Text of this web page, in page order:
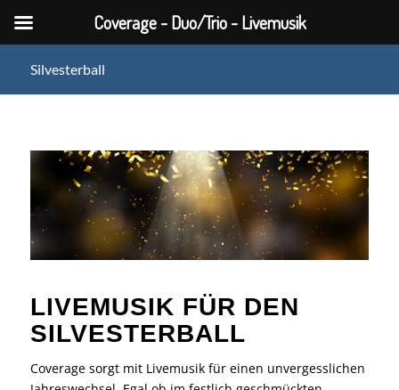
Silvesterball
LIVEMUSIK FÜR DEN
SILVESTERBALL
Coverage sorgt mit Livemusik für einen unvergesslichen
Coverage - Duo/Trio - Livemusik